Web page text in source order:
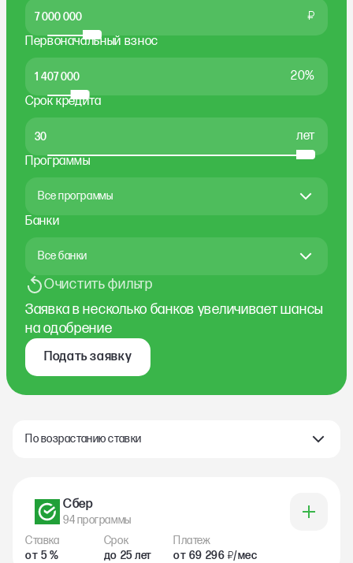
₽
Первоначальный взнос
20%
Срок кредита
лет
Программы
Все программы
Банки
Все банки
Очистить фильтр
Заявка в несколько банков увеличивает шансы
на одобрение
Подать заявку
По возрастанию ставки
94 программы
Сбер
Ставка
от 5 %
Срок
до 25 лет
Платеж
от 69 296 ₽/мес